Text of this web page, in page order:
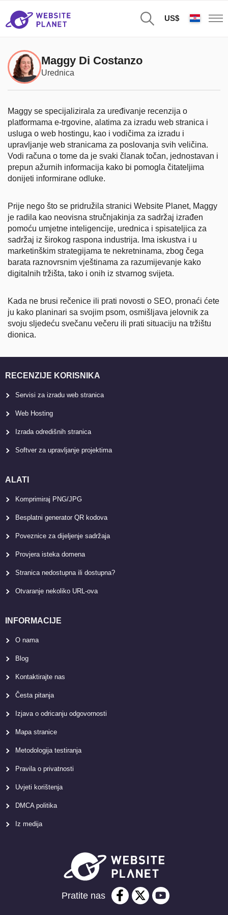
US$
Maggy Di Costanzo
Urednica
Maggy se specijalizirala za uređivanje recenzija o
platformama e-trgovine, alatima za izradu web stranica i
usluga o web hostingu, kao i vodičima za izradu i
upravljanje web stranicama za poslovanja svih veličina.
Vodi računa o tome da je svaki članak točan, jednostavan i
prepun ažurnih informacija kako bi pomogla čitateljima
donijeti informirane odluke.
Prije nego što se pridružila stranici Website Planet, Maggy
je radila kao neovisna stručnjakinja za sadržaj izrađen
pomoću umjetne inteligencije, urednica i spisateljica za
sadržaj iz širokog raspona industrija. Ima iskustva i u
marketinškim strategijama te nekretninama, zbog čega
barata raznovrsnim vještinama za razumijevanje kako
digitalnih tržišta, tako i onih iz stvarnog svijeta.
Kada ne brusi rečenice ili prati novosti o SEO, pronaći ćete
ju kako planinari sa svojim psom, osmišljava jelovnik za
svoju sljedeću svečanu večeru ili prati situaciju na tržištu
dionica.
RECENZIJE KORISNIKA
Servisi za izradu web stranica
Web Hosting
Izrada odredišnih stranica
Softver za upravljanje projektima
ALATI
Komprimiraj PNG/JPG
Besplatni generator QR kodova
Poveznice za dijeljenje sadržaja
Provjera isteka domena
Stranica nedostupna ili dostupna?
Otvaranje nekoliko URL-ova
INFORMACIJE
O nama
Blog
Kontaktirajte nas
Česta pitanja
Izjava o odricanju odgovornosti
Mapa stranice
Metodologija testiranja
Pravila o privatnosti
Uvjeti korištenja
DMCA politika
Iz medija
Pratite nas